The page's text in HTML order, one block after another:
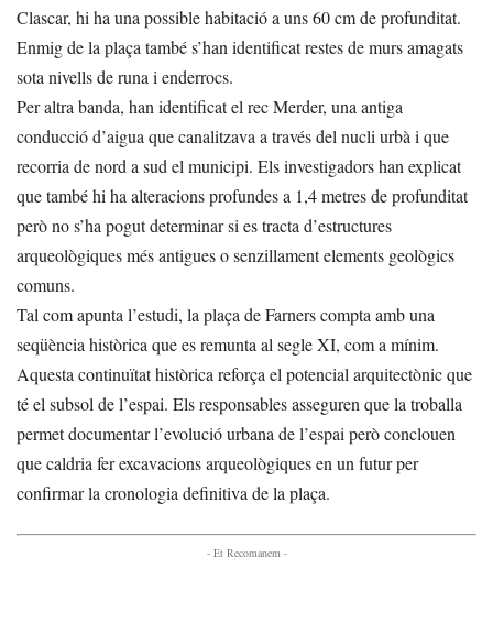
Clascar, hi ha una possible habitació a uns 60 cm de profunditat.
Enmig de la plaça també s’han identificat restes de murs amagats
sota nivells de runa i enderrocs.
Per altra banda, han identificat el rec Merder, una antiga
conducció d’aigua que canalitzava a través del nucli urbà i que
recorria de nord a sud el municipi. Els investigadors han explicat
que també hi ha alteracions profundes a 1,4 metres de profunditat
però no s’ha pogut determinar si es tracta d’estructures
arqueològiques més antigues o senzillament elements geològics
comuns.
Tal com apunta l’estudi, la plaça de Farners compta amb una
seqüència històrica que es remunta al segle XI, com a mínim.
Aquesta continuïtat històrica reforça el potencial arquitectònic que
té el subsol de l’espai. Els responsables asseguren que la troballa
permet documentar l’evolució urbana de l’espai però conclouen
que caldria fer excavacions arqueològiques en un futur per
confirmar la cronologia definitiva de la plaça.
- Et Recomanem -